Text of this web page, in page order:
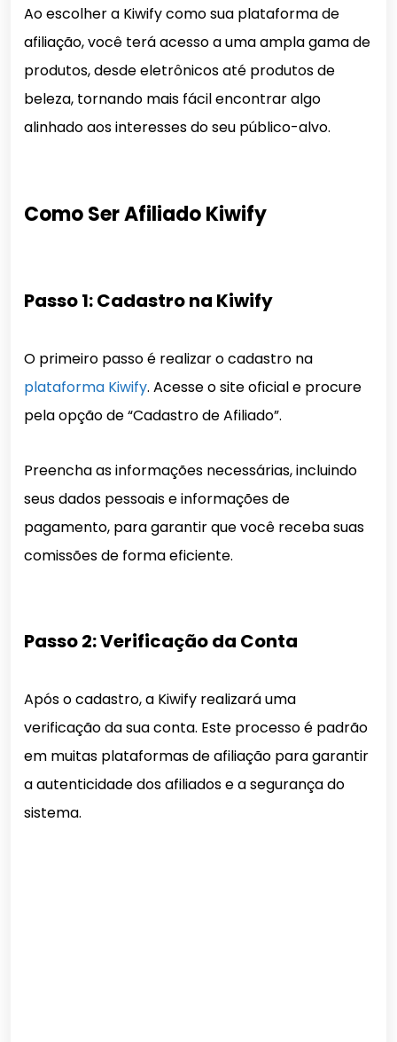
Ao escolher a Kiwify como sua plataforma de
afiliação, você terá acesso a uma ampla gama de
produtos, desde eletrônicos até produtos de
beleza, tornando mais fácil encontrar algo
alinhado aos interesses do seu público-alvo.
Como Ser Afiliado Kiwify
Passo 1: Cadastro na Kiwify
O primeiro passo é realizar o cadastro na
plataforma Kiwify. Acesse o site oficial e procure
pela opção de “Cadastro de Afiliado”.
Preencha as informações necessárias, incluindo
seus dados pessoais e informações de
pagamento, para garantir que você receba suas
comissões de forma eficiente.
Passo 2: Verificação da Conta
Após o cadastro, a Kiwify realizará uma
verificação da sua conta. Este processo é padrão
em muitas plataformas de afiliação para garantir
a autenticidade dos afiliados e a segurança do
sistema.